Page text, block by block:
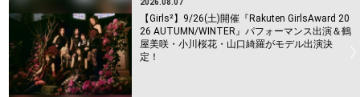
2026.08.07
【Girls²】9/26(土)開催『Rakuten GirlsAward 20
26 AUTUMN/WINTER』パフォーマンス出演＆鶴
屋美咲・小川桜花・山口綺羅がモデル出演決
定！